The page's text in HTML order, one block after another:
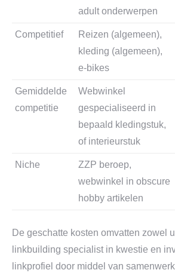
adult onderwerpen
Competitief
Reizen (algemeen),
kleding (algemeen),
e-bikes
Gemiddelde
competitie
Webwinkel
gespecialiseerd in
bepaald kledingstuk,
of interieurstuk
Niche
ZZP beroep,
webwinkel in obscure
hobby artikelen
De geschatte kosten omvatten zowel
linkbuilding specialist in kwestie en
linkprofiel door middel van